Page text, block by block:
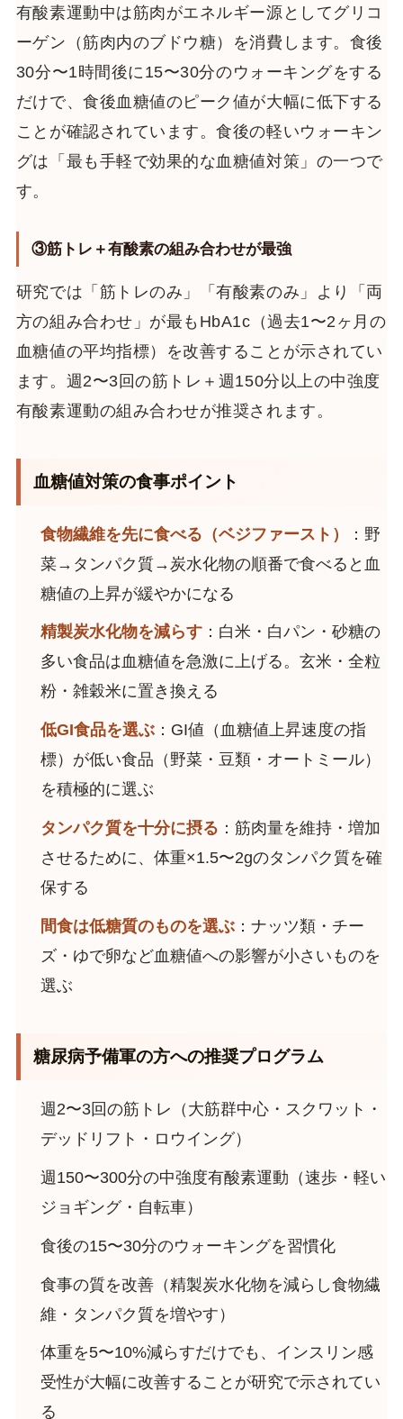
有酸素運動中は筋肉がエネルギー源としてグリコ
ーゲン（筋肉内のブドウ糖）を消費します。食後
30分〜1時間後に15〜30分のウォーキングをする
だけで、食後血糖値のピーク値が大幅に低下する
ことが確認されています。食後の軽いウォーキン
グは「最も手軽で効果的な血糖値対策」の一つで
す。
③筋トレ＋有酸素の組み合わせが最強
研究では「筋トレのみ」「有酸素のみ」より「両
方の組み合わせ」が最もHbA1c（過去1〜2ヶ月の
血糖値の平均指標）を改善することが示されてい
ます。週2〜3回の筋トレ＋週150分以上の中強度
有酸素運動の組み合わせが推奨されます。
血糖値対策の食事ポイント
食物繊維を先に食べる（ベジファースト）
：野
菜→タンパク質→炭水化物の順番で食べると血
糖値の上昇が緩やかになる
精製炭水化物を減らす：白米・白パン・砂糖の
多い食品は血糖値を急激に上げる。玄米・全粒
粉・雑穀米に置き換える
低GI食品を選ぶ：GI値（血糖値上昇速度の指
標）が低い食品（野菜・豆類・オートミール）
を積極的に選ぶ
タンパク質を十分に摂る ：筋肉量を維持・増加
させるために、体重×1.5〜2gのタンパク質を確
保する
間食は低糖質のものを選ぶ：ナッツ類・チー
ズ・ゆで卵など血糖値への影響が小さいものを
選ぶ
糖尿病予備軍の方への推奨プログラム
週2〜3回の筋トレ（大筋群中心・スクワット・
デッドリフト・ロウイング）
週150〜300分の中強度有酸素運動（速歩・軽い
ジョギング・自転車）
食後の15〜30分のウォーキングを習慣化
食事の質を改善（精製炭水化物を減らし食物繊
維・タンパク質を増やす）
体重を5〜10%減らすだけでも、インスリン感
受性が大幅に改善することが研究で示されてい
る